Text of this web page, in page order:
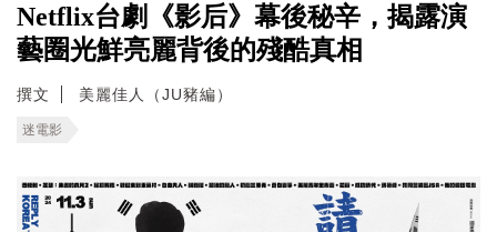
Netflix台劇《影后》幕後秘辛，揭露演
藝圈光鮮亮麗背後的殘酷真相
撰文 美麗佳人（JU豬編）
迷電影